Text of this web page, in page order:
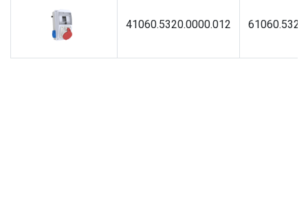
41060.5320.0000.012